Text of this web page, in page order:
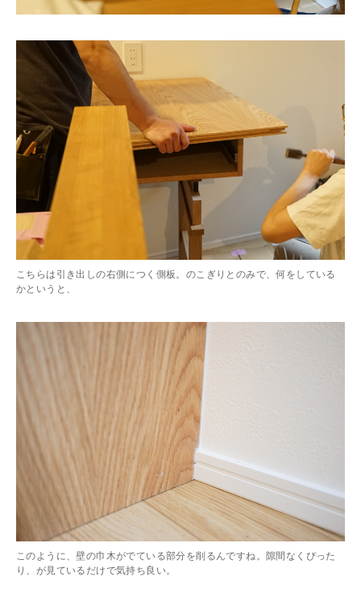
こちらは引き出しの右側につく側板。のこぎりとのみで、何をしている
かというと、
このように、壁の巾木がでている部分を削るんですね。隙間なくぴった
り、が見ているだけで気持ち良い。